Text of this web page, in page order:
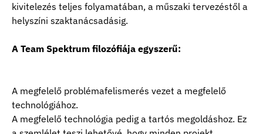
kivitelezés teljes folyamatában, a műszaki tervezéstől a
helyszíni szaktanácsadásig.
A Team Spektrum filozófiája egyszerű:
A megfelelő problémafelismerés vezet a megfelelő
technológiához.
A megfelelő technológia pedig a tartós megoldáshoz. Ez